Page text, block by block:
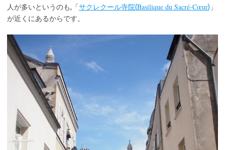
人が多いというのも,「サクレクール寺院(Basilique du Sacré-Cœur) 」
が近くにあるからです。